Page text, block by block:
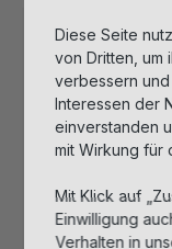
Bitte
den
Sofort
Diese Seite
von Dritten, um
verbessern
Interessen der
einverstanden
mit Wirkung für
Mit Klick auf
Einwilligung
Verhalten in